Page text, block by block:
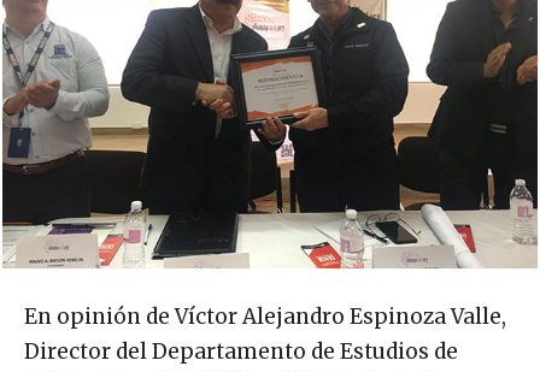
En opinión de Víctor Alejandro Espinoza Valle,
Director del Departamento de Estudios de